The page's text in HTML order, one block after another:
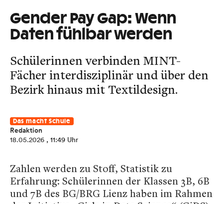
Gender Pay Gap: Wenn
Daten fühlbar werden
Schülerinnen verbinden MINT-
Fächer interdisziplinär und über den
Bezirk hinaus mit Textildesign.
Das macht Schule
Redaktion
18.05.2026 , 11:49 Uhr
Zahlen werden zu Stoff, Statistik zu
Erfahrung: Schülerinnen der Klassen 3B, 6B
und 7B des BG/BRG Lienz haben im Rahmen